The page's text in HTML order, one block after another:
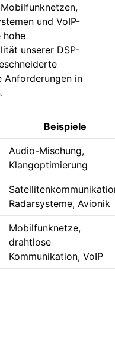
und VoIP-
hohe
unserer DSP-
Anforderungen in
Beispiele
Audio-Mischung,
Klangoptimierung
Radarsysteme, Avionik
Mobilfunknetze,
drahtlose
Kommunikation, VoIP